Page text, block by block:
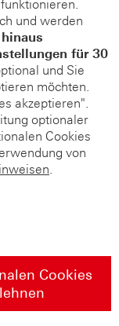
und werden
für 30
und Sie
möchten.
akzeptieren".
optionaler
Cookies
von
.
Cookies